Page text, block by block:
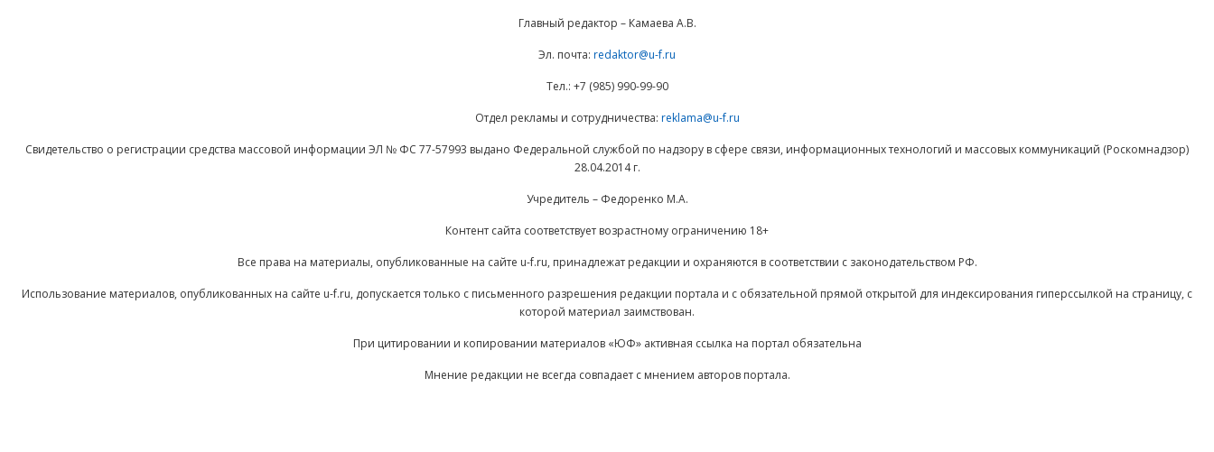
Главный редактор – Камаева А.В.
Эл. почта: redaktor@u-f.ru
Тел.: +7 (985) 990-99-90
Отдел рекламы и сотрудничества: reklama@u-f.ru
Свидетельство о регистрации средства массовой информации ЭЛ № ФС 77-57993 выдано Федеральной службой по надзору в сфере связи, информационных технологий и массовых коммуникаций (Роскомнадзор)
28.04.2014 г.
Учредитель – Федоренко М.А.
Контент сайта соответствует возрастному ограничению 18+
Все права на материалы, опубликованные на сайте u-f.ru, принадлежат редакции и охраняются в соответствии с законодательством РФ.
Использование материалов, опубликованных на сайте u-f.ru, допускается только с письменного разрешения редакции портала и с обязательной прямой открытой для индексирования гиперссылкой на страницу, с
которой материал заимствован.
При цитировании и копировании материалов «ЮФ» активная ссылка на портал обязательна
Мнение редакции не всегда совпадает с мнением авторов портала.